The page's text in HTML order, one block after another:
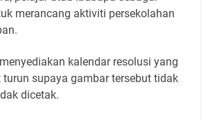
merancang aktiviti persekolahan
kalendar resolusi yang
supaya gambar tersebut tidak
dicetak.